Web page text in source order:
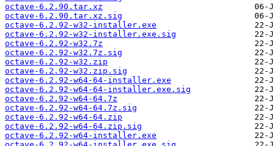
octave-6.2.90.tar.xz
octave-6.2.90.tar.xz.sig
octave-6.2.92-w32-installer.exe
octave-6.2.92-w32-installer.exe.sig
octave-6.2.92-w32.7z
octave-6.2.92-w32.7z.sig
octave-6.2.92-w32.zip
octave-6.2.92-w32.zip.sig
octave-6.2.92-w64-64-installer.exe
octave-6.2.92-w64-64-installer.exe.sig
octave-6.2.92-w64-64.7z
octave-6.2.92-w64-64.7z.sig
octave-6.2.92-w64-64.zip
octave-6.2.92-w64-64.zip.sig
octave-6.2.92-w64-installer.exe